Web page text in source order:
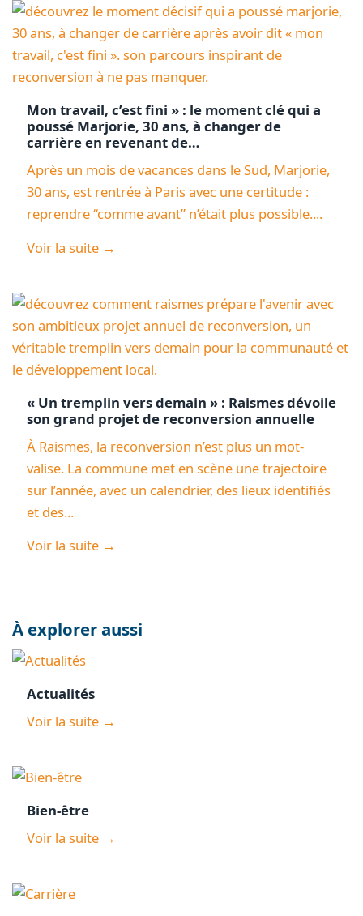
Mon travail, c’est fini » : le moment clé qui a
poussé Marjorie, 30 ans, à changer de
carrière en revenant de…
Après un mois de vacances dans le Sud, Marjorie,
30 ans, est rentrée à Paris avec une certitude :
reprendre “comme avant” n’était plus possible....
Voir la suite →
« Un tremplin vers demain » : Raismes dévoile
son grand projet de reconversion annuelle
À Raismes, la reconversion n’est plus un mot-
valise. La commune met en scène une trajectoire
sur l’année, avec un calendrier, des lieux identifiés
et des...
Voir la suite →
À explorer aussi
Actualités
Voir la suite →
Bien-être
Voir la suite →